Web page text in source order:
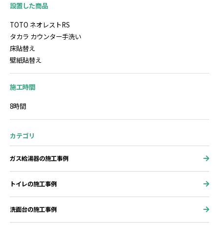
設置した商品
TOTO ネオレストRS
タカラ カウンター手洗い
床貼替え
壁紙貼替え
施工時間
8時間
カテゴリ
ガス給湯器の施工事例
トイレの施工事例
洗面台の施工事例